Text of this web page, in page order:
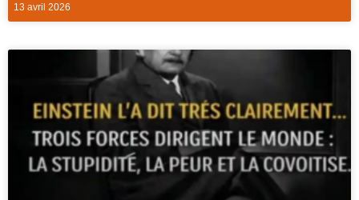
13 avril 2026